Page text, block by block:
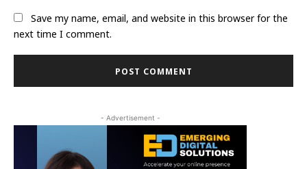
Save my name, email, and website in this browser for the
next time I comment.
- Advertisement -